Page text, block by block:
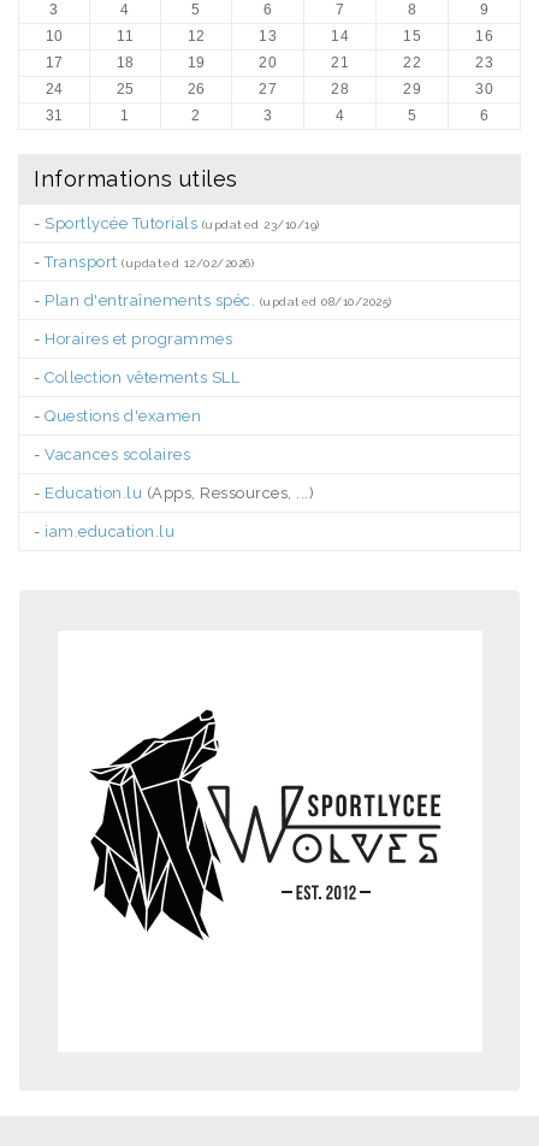
3
4 5 6 7 8
9
10
11 12 13 14 15
16
17
18 19 20 21 22
23
24
25 26 27 28 29
30
31
1 2 3 4 5 6
Informations utiles
- Sportlycée Tutorials (updated 23/10/19)
-Transport (updated 12/02/2026)
- Plan d'entraînements spéc. (updated 08/10/2025)
- Horaires et programmes
- Collection vêtements SLL
- Questions d'examen
- Vacances scolaires
- Education.lu (Apps, Ressources, ...)
- iam.education.lu